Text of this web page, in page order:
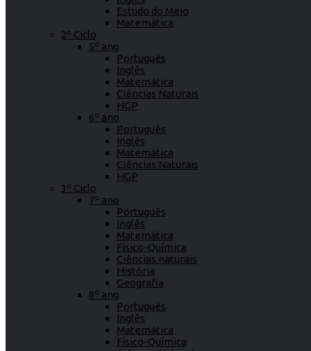
Estudo do Meio
Matemática
2º Ciclo
5º ano
Português
Inglês
Matemática
Ciências Naturais
HGP
6º ano
Português
Inglês
Matemática
Ciências Naturais
HGP
3º Ciclo
7º ano
Português
Inglês
Matemática
Físico-Química
Ciências naturais
História
Geografia
8º ano
Português
Inglês
Matemática
Físico-Química